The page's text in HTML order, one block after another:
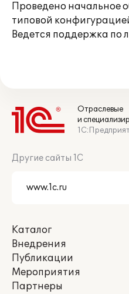
Проведено начальное
типовой
Ведется поддержка по
Отраслевые
и
Другие сайты 1С
Каталог
Внедрения
Публикации
Мероприятия
Партнеры